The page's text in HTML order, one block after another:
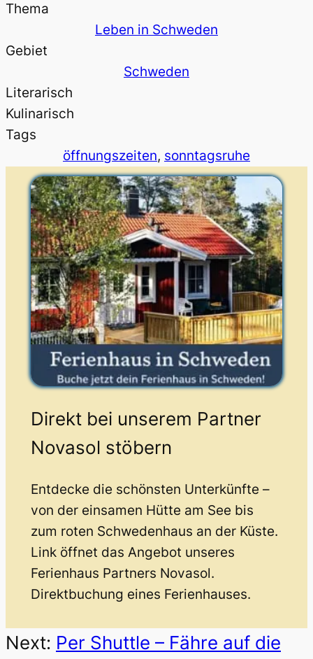
Thema
Leben in Schweden
Gebiet
Schweden
Literarisch
Kulinarisch
Tags
öffnungszeiten, sonntagsruhe
Direkt bei unserem Partner
Novasol stöbern
Entdecke die schönsten Unterkünfte –
von der einsamen Hütte am See bis
zum roten Schwedenhaus an der Küste.
Link öffnet das Angebot unseres
Ferienhaus Partners Novasol.
Direktbuchung eines Ferienhauses.
Next: Per Shuttle – Fähre auf die